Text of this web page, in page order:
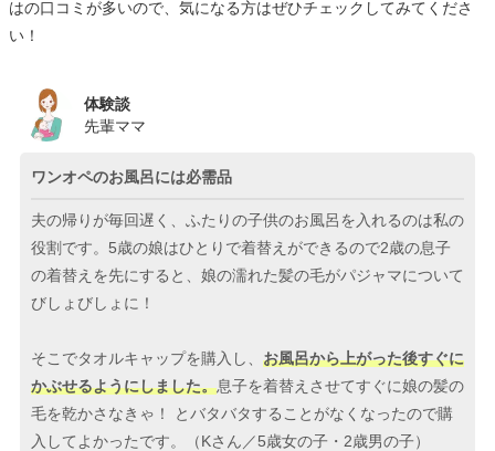
はの口コミが多いので、気になる方はぜひチェックしてみてくださ
い！
体験談
先輩ママ
ワンオペのお風呂には必需品
夫の帰りが毎回遅く、ふたりの子供のお風呂を入れるのは私の
役割です。5歳の娘はひとりで着替えができるので2歳の息子
の着替えを先にすると、娘の濡れた髪の毛がパジャマについて
びしょびしょに！
そこでタオルキャップを購入し、 お風呂から上がった後すぐに
かぶせるようにしました。息子を着替えさせてすぐに娘の髪の
毛を乾かさなきゃ！ とバタバタすることがなくなったので購
入してよかったです。（Kさん／5歳女の子・2歳男の子）